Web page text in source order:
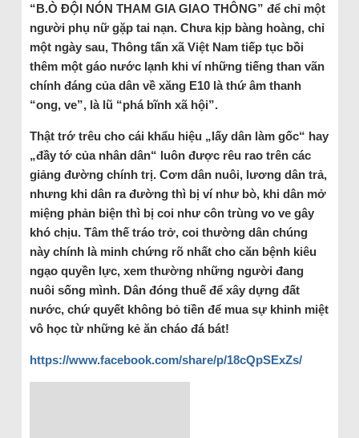
“B.Ò ĐỘI NÓN THAM GIA GIAO THÔNG” để chỉ một
người phụ nữ gặp tai nạn. Chưa kịp bàng hoàng, chỉ
một ngày sau, Thông tấn xã Việt Nam tiếp tục bồi
thêm một gáo nước lạnh khi ví những tiếng than vãn
chính đáng của dân về xăng E10 là thứ âm thanh
“ong, ve”, là lũ “phá bĩnh xã hội”.
Thật trớ trêu cho cái khẩu hiệu „lấy dân làm gốc“ hay
„đầy tớ của nhân dân“ luôn được rêu rao trên các
giảng đường chính trị. Cơm dân nuôi, lương dân trả,
nhưng khi dân ra đường thì bị ví như bò, khi dân mở
miệng phản biện thì bị coi như côn trùng vo ve gây
khó chịu. Tâm thế tráo trở, coi thường dân chúng
này chính là minh chứng rõ nhất cho căn bệnh kiêu
ngạo quyền lực, xem thường những người đang
nuôi sống mình. Dân đóng thuế để xây dựng đất
nước, chứ quyết không bỏ tiền để mua sự khinh miệt
vô học từ những kẻ ăn cháo đá bát!
https://www.facebook.com/share/p/18cQpSExZs/